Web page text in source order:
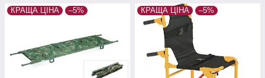
КРАЩА ЦІНА –5% КРАЩА ЦІНА –5%